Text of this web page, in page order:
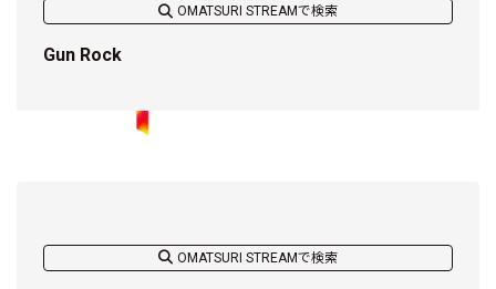
OMATSURI STREAMで検索
Gun Rock
OMATSURI STREAMで検索